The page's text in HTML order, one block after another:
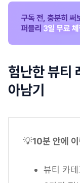
험난한 뷰티
아남기
💡10분 안에
뷰티 카